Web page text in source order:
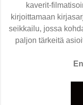
kaverit-
kirjoittamaan
seikkailu, jossa
paljon tärkeitä